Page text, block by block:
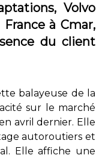
Volvo
à Cmar,
du client
balayeuse de la
sur le marché
avril dernier. Elle
autoroutiers et
Elle affiche une